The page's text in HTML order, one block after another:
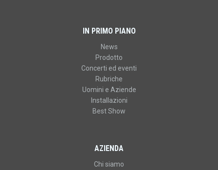
IN PRIMO PIANO
News
Prodotto
Concerti ed eventi
Rubriche
Uomini e Aziende
Installazioni
Best Show
AZIENDA
Chi siamo